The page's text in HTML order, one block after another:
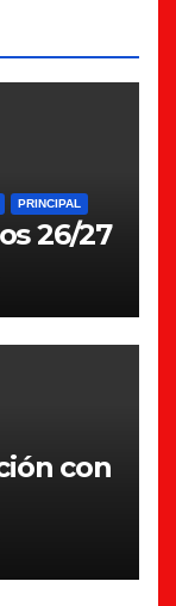
PRINCIPAL
26/27
con